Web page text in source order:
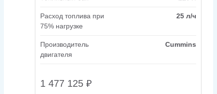
Расход топлива при
75% нагрузке
25 л/ч
Производитель
двигателя
Cummins
1 477 125 ₽